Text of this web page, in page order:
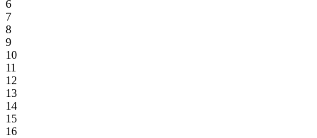
6
7
8
9
10
11
12
13
14
15
16